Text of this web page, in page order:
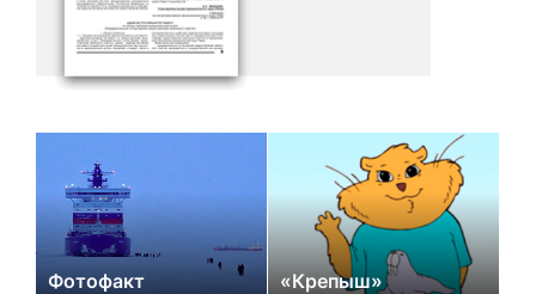
Фотофакт «Крепыш»